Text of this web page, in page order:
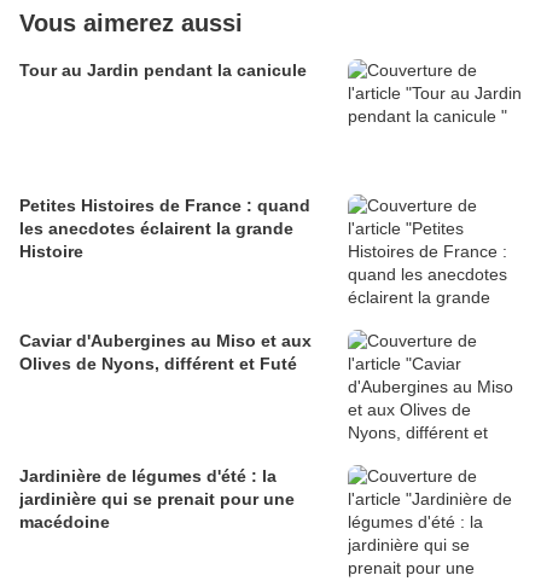
Vous aimerez aussi
Tour au Jardin pendant la canicule
Petites Histoires de France : quand
les anecdotes éclairent la grande
Histoire
Caviar d'Aubergines au Miso et aux
Olives de Nyons, différent et Futé
Jardinière de légumes d'été : la
jardinière qui se prenait pour une
macédoine